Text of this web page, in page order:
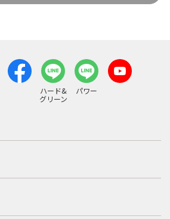
ハード&
グリーン
パワー